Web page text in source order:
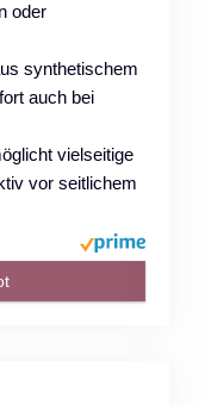
oder
synthetischem
auch bei
vielseitige
vor seitlichem